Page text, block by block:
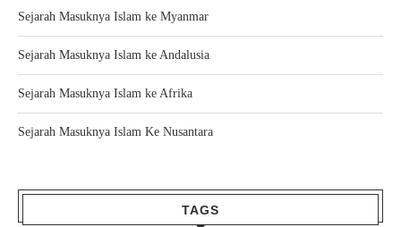
Sejarah Masuknya Islam ke Myanmar
Sejarah Masuknya Islam ke Andalusia
Sejarah Masuknya Islam ke Afrika
Sejarah Masuknya Islam Ke Nusantara
TAGS